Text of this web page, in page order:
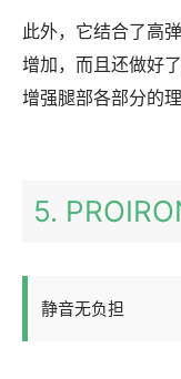
此外，它结合了高
增加，而且还做好
增强腿部各部分的
5.
静音无负担